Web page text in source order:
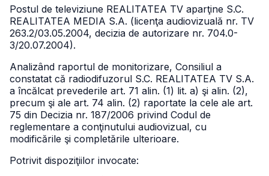
Postul de televiziune REALITATEA TV aparţine S.C.
REALITATEA MEDIA S.A. (licenţa audiovizuală nr. TV
263.2/03.05.2004, decizia de autorizare nr. 704.0-
3/20.07.2004).
Analizând raportul de monitorizare, Consiliul a
constatat că radiodifuzorul S.C. REALITATEA TV S.A.
a încălcat prevederile art. 71 alin. (1) lit. a) şi alin. (2),
precum şi ale art. 74 alin. (2) raportate la cele ale art.
75 din Decizia nr. 187/2006 privind Codul de
reglementare a conţinutului audiovizual, cu
modificările şi completările ulterioare.
Potrivit dispoziţiilor invocate: